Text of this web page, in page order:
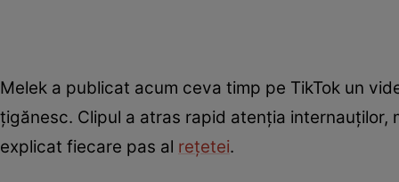
Melek a publicat acum ceva timp pe TikTok un
țigănesc. Clipul a atras rapid atenția internauților,
explicat fiecare pas al rețetei.